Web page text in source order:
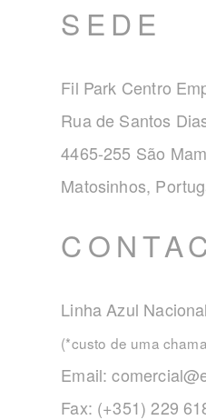
SEDE
Fil Park Centro
Rua de Santos
4465-255 São
Matosinhos,
Linha Azul
(*custo de uma
Email:
Fax: (+351) 229